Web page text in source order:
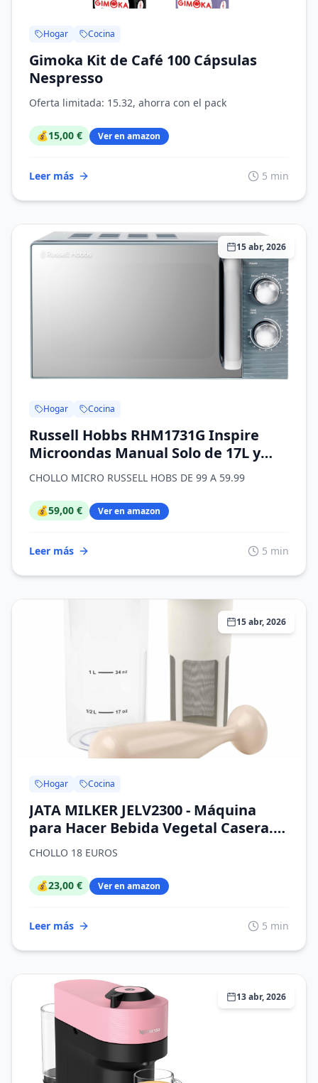
Hogar Cocina
Gimoka Kit de Café 100 Cápsulas
Nespresso
Oferta limitada: 15.32, ahorra con el pack
💰15,00 € Ver en amazon
Leer más 5 min
15 abr, 2026
Hogar Cocina
Russell Hobbs RHM1731G Inspire
Microondas Manual Solo de 17L y
700W en color gris, con 5 Niveles de
Descongelado y Fácil Limpieza.
CHOLLO MICRO RUSSELL HOBS DE 99 A 59.99
💰59,00 € Ver en amazon
Leer más 5 min
15 abr, 2026
Hogar Cocina
JATA MILKER JELV2300 - Máquina
para Hacer Bebida Vegetal Casera.
Leche avena, soja, arroz, almendras.
minuto.Con 5 recetas NO incluye
batidora
CHOLLO 18 EUROS
💰23,00 € Ver en amazon
Leer más 5 min
13 abr, 2026